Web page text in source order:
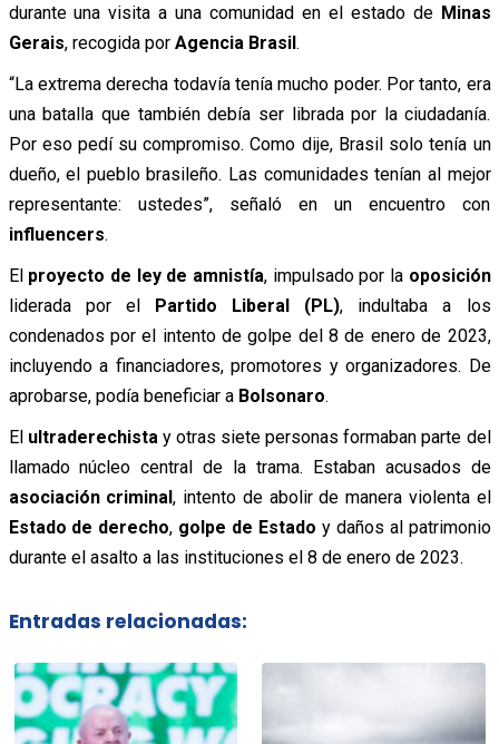
durante una visita a una comunidad en el estado de Minas
Gerais, recogida por Agencia Brasil.
“La extrema derecha todavía tenía mucho poder. Por tanto, era
una batalla que también debía ser librada por la ciudadanía.
Por eso pedí su compromiso. Como dije, Brasil solo tenía un
dueño, el pueblo brasileño. Las comunidades tenían al mejor
representante: ustedes”, señaló en un encuentro con
influencers.
El proyecto de ley de amnistía, impulsado por la oposición
liderada por el Partido Liberal (PL), indultaba a los
condenados por el intento de golpe del 8 de enero de 2023,
incluyendo a financiadores, promotores y organizadores. De
aprobarse, podía beneficiar a Bolsonaro.
El ultraderechista y otras siete personas formaban parte del
llamado núcleo central de la trama. Estaban acusados de
asociación criminal, intento de abolir de manera violenta el
Estado de derecho, golpe de Estado y daños al patrimonio
durante el asalto a las instituciones el 8 de enero de 2023.
Entradas relacionadas: